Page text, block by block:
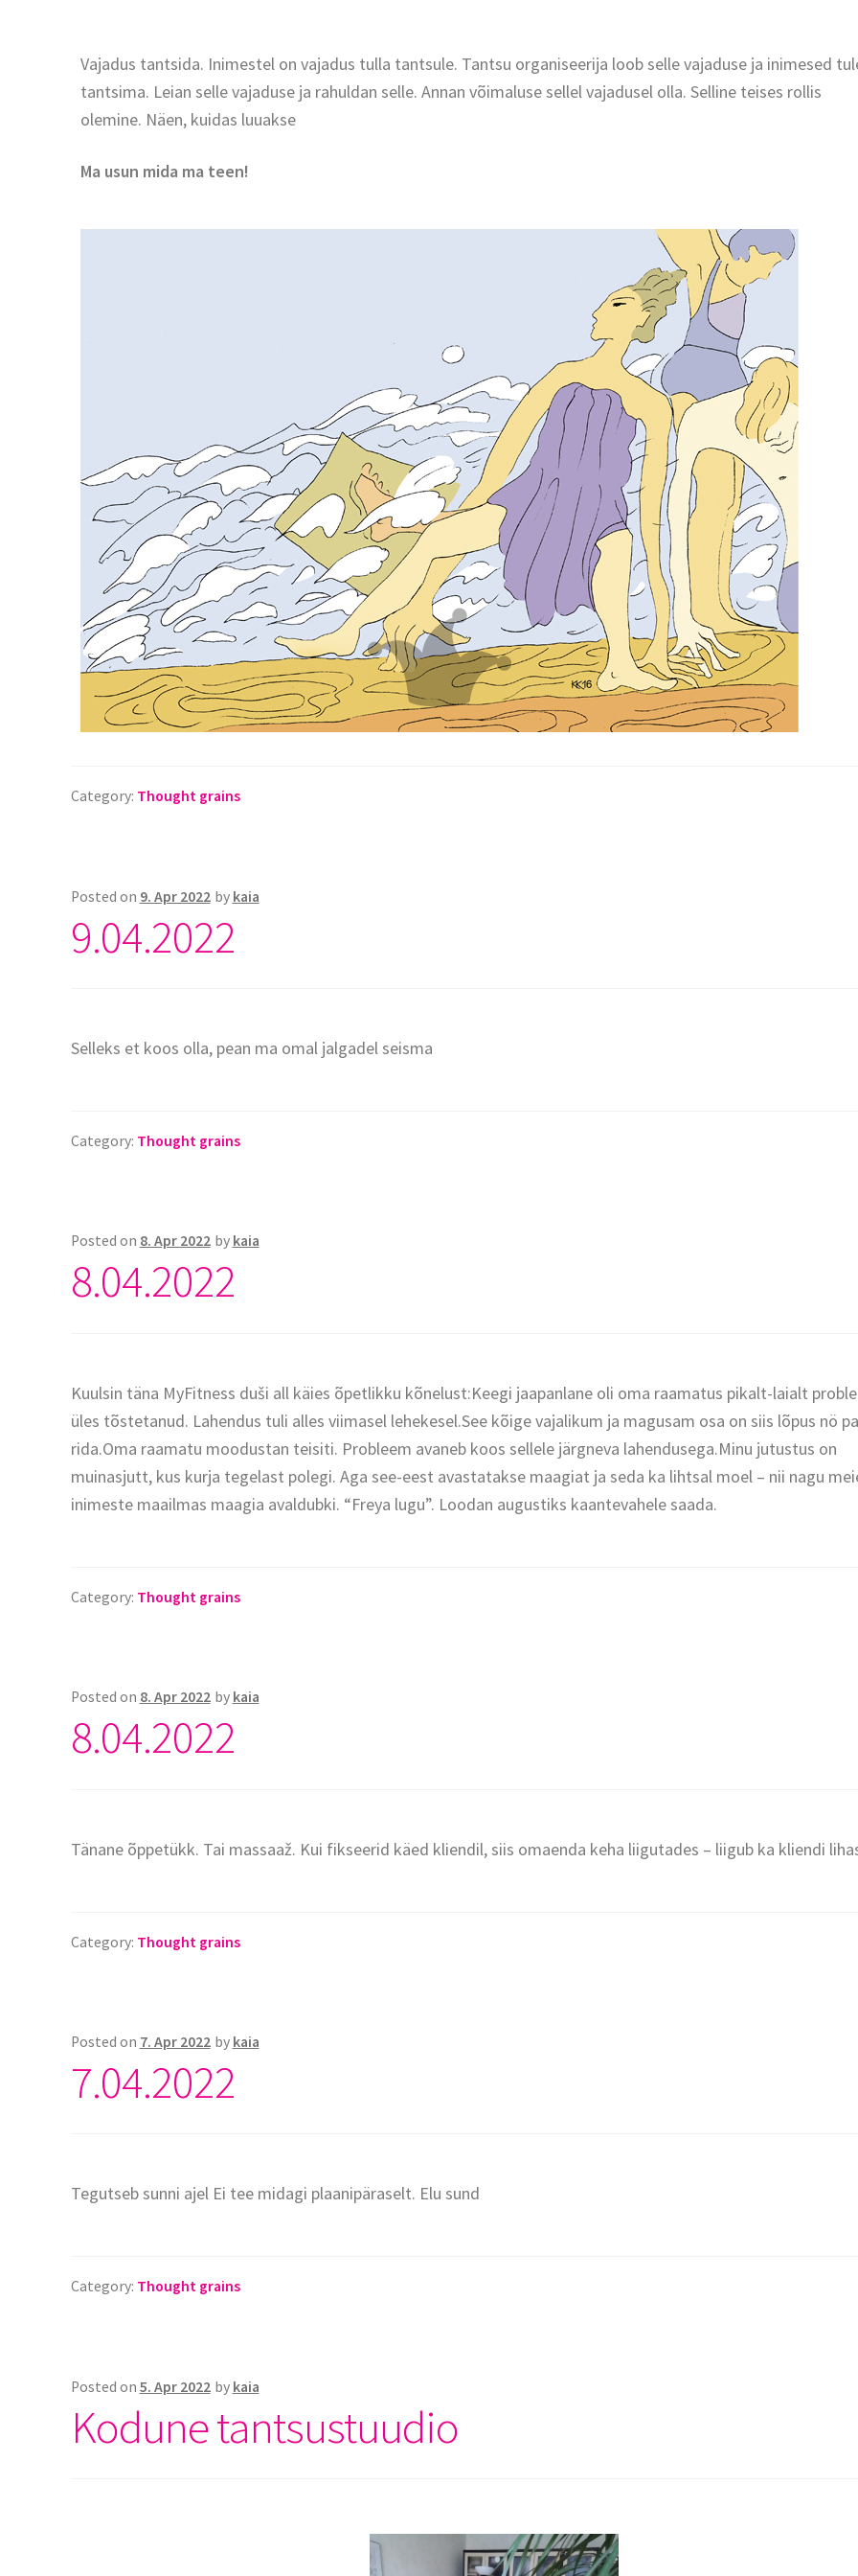
Vajadus tantsida. Inimestel on vajadus tulla tantsule. Tantsu organiseerija loob selle vajaduse ja inimesed
tantsima. Leian selle vajaduse ja rahuldan selle. Annan võimaluse sellel vajadusel olla. Selline teises rollis
olemine. Näen, kuidas luuakse
Ma usun mida ma teen!
Category: Thought grains
Posted on 9. Apr 2022 by kaia
9.04.2022
Selleks et koos olla, pean ma omal jalgadel seisma
Category: Thought grains
Posted on 8. Apr 2022 by kaia
8.04.2022
Kuulsin täna MyFitness duši all käies õpetlikku kõnelust:Keegi jaapanlane oli oma raamatus pikalt-laialt
üles tõstetanud. Lahendus tuli alles viimasel lehekesel.See kõige vajalikum ja magusam osa on siis lõpus nö
rida.Oma raamatu moodustan teisiti. Probleem avaneb koos sellele järgneva lahendusega.Minu jutustus on
muinasjutt, kus kurja tegelast polegi. Aga see-eest avastatakse maagiat ja seda ka lihtsal moel – nii nagu
inimeste maailmas maagia avaldubki. “Freya lugu”. Loodan augustiks kaantevahele saada.
Category: Thought grains
Posted on 8. Apr 2022 by kaia
8.04.2022
Tänane õppetükk. Tai massaaž. Kui fikseerid käed kliendil, siis omaenda keha liigutades – liigub ka kliendi
Category: Thought grains
Posted on 7. Apr 2022 by kaia
7.04.2022
Tegutseb sunni ajel Ei tee midagi plaanipäraselt. Elu sund
Category: Thought grains
Posted on 5. Apr 2022 by kaia
Kodune tantsustuudio